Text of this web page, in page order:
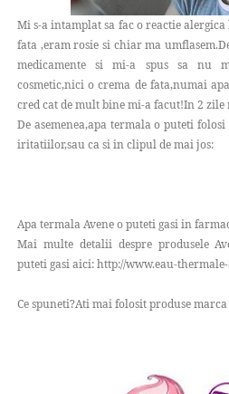
Mi s-a intamplat sa fac o reactie
fata ,eram rosie si chiar ma
medicamente si mi-a spus sa nu
cosmetic,nici o crema de fata,numai
cred cat de mult bine mi-a facut!In 2
De asemenea,apa termala o puteti
iritatiilor,sau ca si in clipul de mai jos:
Apa termala Avene o puteti gasi in
Mai multe detalii despre produsele
puteti gasi aici: http://www.eau-
Ce spuneti?Ati mai folosit produse marca